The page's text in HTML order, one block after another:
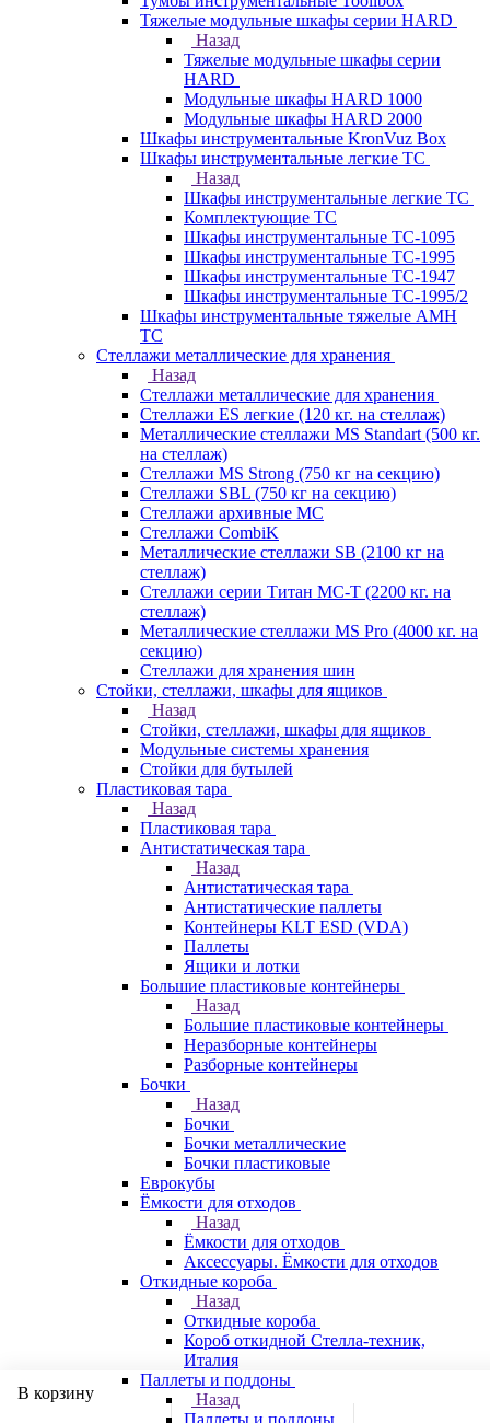
Тяжелые модульные шкафы серии HARD
Назад
Тяжелые модульные шкафы серии
HARD
Модульные шкафы HARD 1000
Модульные шкафы HARD 2000
Шкафы инструментальные KronVuz Box
Шкафы инструментальные легкие ТС
Назад
Шкафы инструментальные легкие ТС
Комплектующие ТС
Шкафы инструментальные TC-1095
Шкафы инструментальные TC-1995
Шкафы инструментальные ТС-1947
Шкафы инструментальные ТС-1995/2
Шкафы инструментальные тяжелые AMH
TC
Стеллажи металлические для хранения
Назад
Стеллажи металлические для хранения
Стеллажи ES легкие (120 кг. на стеллаж)
Металлические стеллажи MS Standart (500 кг.
на стеллаж)
Стеллажи MS Strong (750 кг на секцию)
Стеллажи SBL (750 кг на секцию)
Стеллажи архивные МС
Стеллажи CombiK
Металлические стеллажи SB (2100 кг на
стеллаж)
Стеллажи серии Титан МС-Т (2200 кг. на
стеллаж)
Металлические стеллажи MS Pro (4000 кг. на
секцию)
Стеллажи для хранения шин
Стойки, стеллажи, шкафы для ящиков
Назад
Стойки, стеллажи, шкафы для ящиков
Модульные системы хранения
Стойки для бутылей
Пластиковая тара
Назад
Пластиковая тара
Антистатическая тара
Назад
Антистатическая тара
Антистатические паллеты
Контейнеры KLT ESD (VDA)
Паллеты
Ящики и лотки
Большие пластиковые контейнеры
Назад
Большие пластиковые контейнеры
Неразборные контейнеры
Разборные контейнеры
Бочки
Назад
Бочки
Бочки металлические
Бочки пластиковые
Еврокубы
Ёмкости для отходов
Назад
Ёмкости для отходов
Аксессуары. Ёмкости для отходов
Откидные короба
Назад
Откидные короба
Короб откидной Стелла-техник,
Италия
Паллеты и поддоны
Назад
Паллеты и поддоны
В корзину